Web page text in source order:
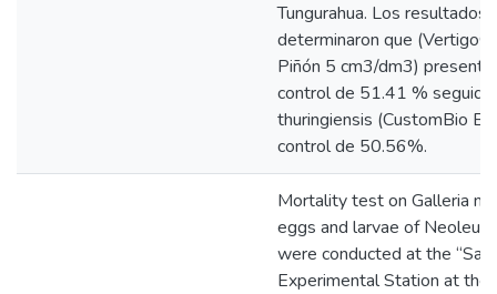
Tungurahua. Los resultados
determinaron que
Piñón 5 cm3/dm3)
control de 51.41 %
thuringiensis (CustomBio
control de 50.56%.
Mortality test on Galleria
eggs and larvae of
were conducted at the
Experimental Station at